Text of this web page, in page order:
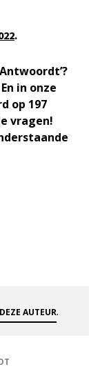
.
En in onze
op 197
vragen!
AUTEUR.